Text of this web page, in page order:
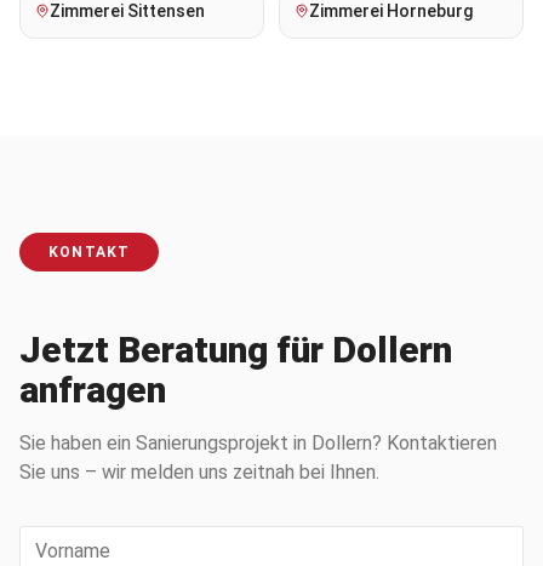
Zimmerei Sittensen Zimmerei Horneburg
KONTAKT
Jetzt Beratung für Dollern
anfragen
Sie haben ein Sanierungsprojekt in Dollern? Kontaktieren
Sie uns – wir melden uns zeitnah bei Ihnen.